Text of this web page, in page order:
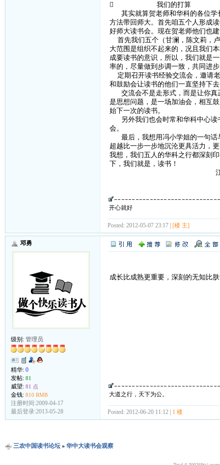
 我们的打算
其实就算贺老师和华科的各位学
方法带回师大。首先咱五个人形成
好师大读书会。现在贺老师他们也
首先我们五个（甘澜，陈文莉，
大范围是组织不起来的，况且我们
成要读书的意识，所以，我们就是
率的，尽量做到步调一致，共同进
定期召开读书经验交流会，邀请
和鼓励会让读书的他们一直坚持下
交流会不是走形式，而是让你真
是思想问题，是一场加油会，相互
始下一次的读书。
另外我们也会时常和华科中心读
会。
最后，我想用冯小学姐的一句话
超越比一步一步地沉沦更具活力，
我想，我们五人的华科之行都深刻
下，我们就是，读
江西师范大学政法
开心就好
Posted: 2012-05-07 23:17 | [楼 主]
邓勇
级别: 管理员
精华: 0
发帖: 81
威望: 81 点
金钱: 810 RMB
注册时间:2009-04-17
最后登录:2013-05-28
成长比成熟更重要，深刻的无知比
大道之行，天下为公。
Posted: 2012-06-20 11:12 | 1 楼
三农中国读书论坛» 华中大读书会观察